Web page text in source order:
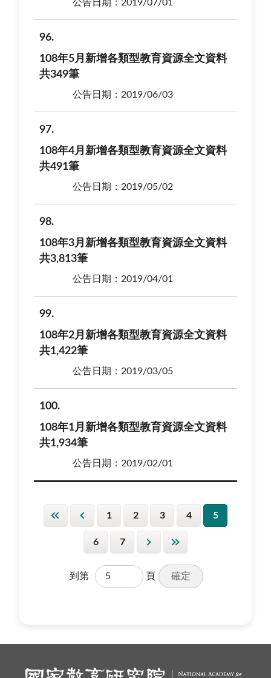
公告日期：2019/07/01
96
108年5月新增各類型教育資源全文資料
共349筆
公告日期：2019/06/03
97
108年4月新增各類型教育資源全文資料
共491筆
公告日期：2019/05/02
98
108年3月新增各類型教育資源全文資料
共3,813筆
公告日期：2019/04/01
99
108年2月新增各類型教育資源全文資料
共1,422筆
公告日期：2019/03/05
100
108年1月新增各類型教育資源全文資料
共1,934筆
公告日期：2019/02/01
1 2 3 4 5
6 7
到第 頁 確定